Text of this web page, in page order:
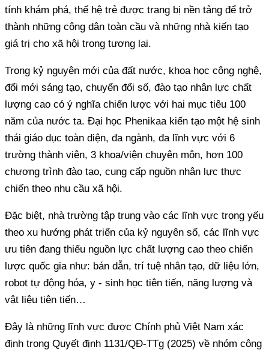
tính khám phá, thế hệ trẻ được trang bị nền tảng để trở
thành những công dân toàn cầu và những nhà kiến tạo
giá trị cho xã hội trong tương lai.
Trong kỷ nguyên mới của đất nước, khoa học công nghệ,
đổi mới sáng tạo, chuyển đổi số, đào tạo nhân lực chất
lượng cao có ý nghĩa chiến lược với hai mục tiêu 100
năm của nước ta. Đại học Phenikaa kiến tạo một hệ sinh
thái giáo dục toàn diện, đa ngành, đa lĩnh vực với 6
trường thành viên, 3 khoa/viện chuyên môn, hơn 100
chương trình đào tạo, cung cấp nguồn nhân lực thực
chiến theo nhu cầu xã hội.
Đặc biệt, nhà trường tập trung vào các lĩnh vực trọng yếu
theo xu hướng phát triển của kỷ nguyên số, các lĩnh vực
ưu tiên đang thiếu nguồn lực chất lượng cao theo chiến
lược quốc gia như: bán dẫn, trí tuệ nhân tạo, dữ liệu lớn,
robot tự động hóa, y - sinh học tiên tiến, năng lượng và
vật liệu tiên tiến…
Đây là những lĩnh vực được Chính phủ Việt Nam xác
định trong Quyết định 1131/QĐ-TTg (2025) về nhóm công